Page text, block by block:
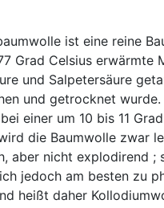
ist eine reine
Grad Celsius erwärmte
und Salpetersäure
und getrocknet
einer um 10 bis 11
die Baumwolle zwar
aber nicht explodirend ;
jedoch am besten zu
heißt daher